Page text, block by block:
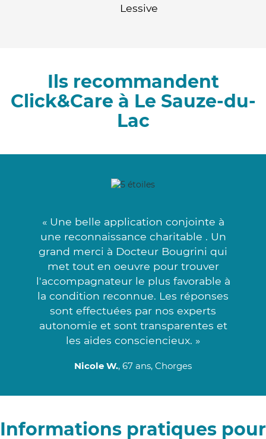
Lessive
Ils recommandent
Click&Care à Le Sauze-du-
Lac
« Une belle application conjointe à
une reconnaissance charitable . Un
grand merci à Docteur Bougrini qui
met tout en oeuvre pour trouver
l'accompagnateur le plus favorable à
la condition reconnue. Les réponses
sont effectuées par nos experts
autonomie et sont transparentes et
les aides consciencieux. »
Nicole W., 67 ans, Chorges
Informations pratiques pour